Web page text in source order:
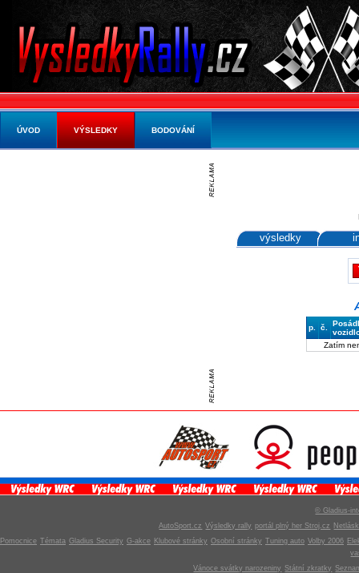
výsledky
p. č.
Zatím
© Gladius-
AutoSport.cz Výsledky rally portál plný her Stroj.cz
Pomocnice Témata Gladius Security G-akce Klubové stránky Osobní stránky Tuning auto Volby 2006
Vánoce svátky narozeniny Státní zkratky
ÚVOD VÝSLEDKY BODOVÁNÍ